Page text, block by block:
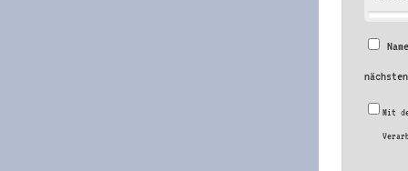
Mit